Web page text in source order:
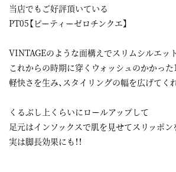
当店でもご好評頂いている
PT05【ピーティーゼロチンクエ】
VINTAGEのような面構えでスリムシルエット
これからの時期に穿くウォッシュのかかった
軽快さを生み、スタイリングの幅を広げてくれ
くるぶし上くらいにロールアップして
足元はインソックスで肌を見せてスリッポ
実は脚長効果にも！！